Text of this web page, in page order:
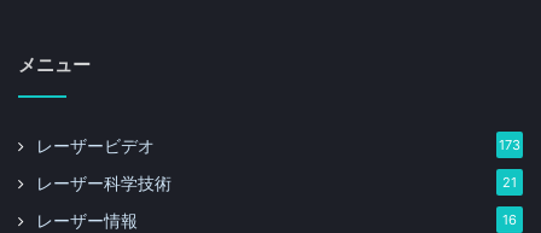
メニュー
レーザービデオ 173
レーザー科学技術 21
レーザー情報 16